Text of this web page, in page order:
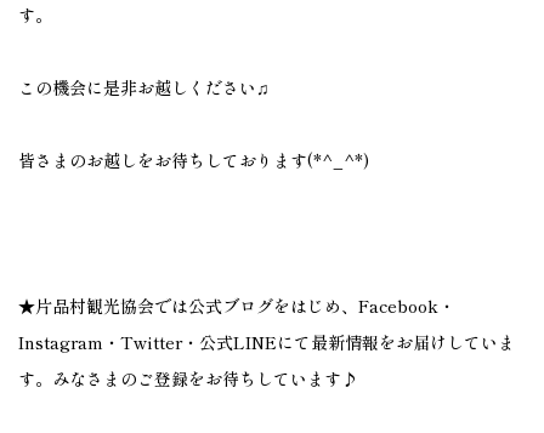
す。
この機会に是非お越しください♫
皆さまのお越しをお待ちしております(*^_^*)
★片品村観光協会では公式ブログをはじめ、Facebook・
Instagram・Twitter・公式LINEにて最新情報をお届けしていま
す。みなさまのご登録をお待ちしています♪